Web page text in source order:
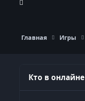
Главная Игры
Кто в онлайне